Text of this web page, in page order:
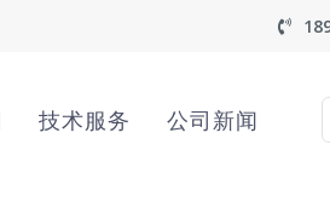
技术服务 公司新闻